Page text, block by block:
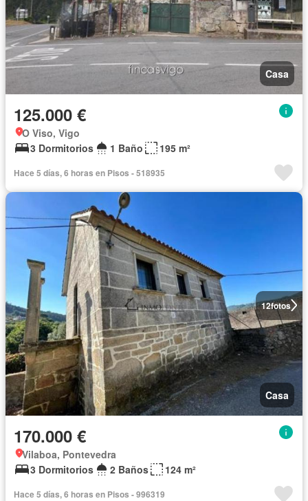
Casa
125.000 €
O Viso, Vigo
3 Dormitorios
1 Baño 195 m²
Hace 5 días, 6 horas en Pisos - 518935
12fotos
Casa
170.000 €
Vilaboa, Pontevedra
3 Dormitorios
2 Baños 124 m²
Hace 5 días, 6 horas en Pisos - 996319